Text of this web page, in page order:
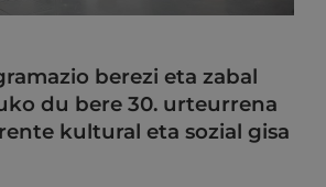
berezi eta zabal
du bere 30. urteurrena
kultural eta sozial gisa